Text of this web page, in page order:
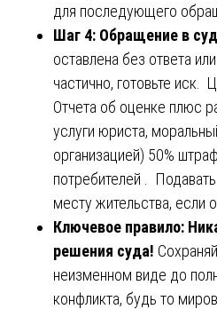
для последующего
Шаг 4: Обращение в
оставлена без ответа
частично, готовьте иск.
Отчета об оценке плюс
услуги юриста,
организацией) 50%
потребителей .
месту жительства, если
Ключевое правило:
решения суда!
неизменном виде до
конфликта, будь то